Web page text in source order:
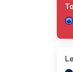
- Tir.